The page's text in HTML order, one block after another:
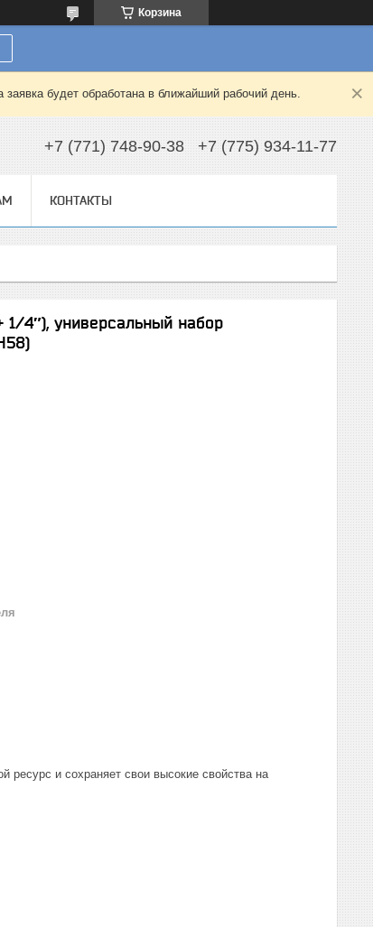
Корзина
будет обработана в ближайший рабочий день.
+7 (771) 748-90-38 +7 (775) 934-11-77
КОНТАКТЫ
4″), универсальный набор
и сохраняет свои высокие свойства на